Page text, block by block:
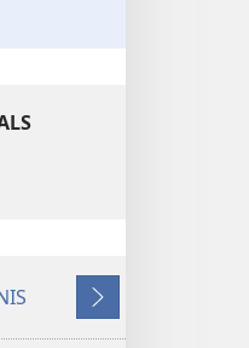
2008
Weiter